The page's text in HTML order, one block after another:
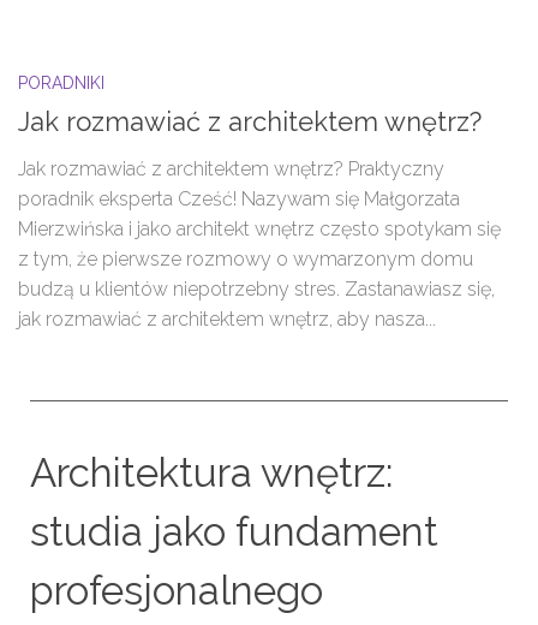
PORADNIKI
Jak rozmawiać z architektem wnętrz?
Jak rozmawiać z architektem wnętrz? Praktyczny
poradnik eksperta Cześć! Nazywam się Małgorzata
Mierzwińska i jako architekt wnętrz często spotykam się
z tym, że pierwsze rozmowy o wymarzonym domu
budzą u klientów niepotrzebny stres. Zastanawiasz się,
jak rozmawiać z architektem wnętrz, aby nasza...
Architektura wnętrz:
studia jako fundament
profesjonalnego